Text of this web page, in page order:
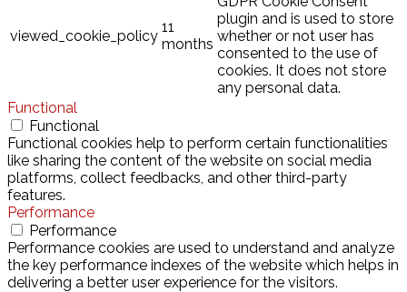
viewed_cookie_policy
11
months
plugin and is used to store
whether or not user has
consented to the use of
cookies. It does not store
any personal data.
Functional
Functional
Functional cookies help to perform certain functionalities
like sharing the content of the website on social media
platforms, collect feedbacks, and other third-party
features.
Performance
Performance
Performance cookies are used to understand and analyze
the key performance indexes of the website which helps in
delivering a better user experience for the visitors.